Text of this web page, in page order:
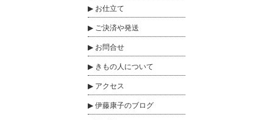
お仕立て
ご決済や発送
お問合せ
きもの人について
アクセス
伊藤康子のブログ